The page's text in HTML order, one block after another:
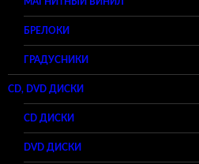
БРЕЛОКИ
ГРАДУСНИКИ
CD, DVD ДИСКИ
CD ДИСКИ
DVD ДИСКИ